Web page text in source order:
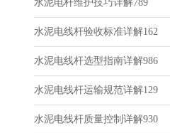
水泥电杆维护技巧详解789
水泥电线杆验收标准详解162
水泥电线杆选型指南详解986
水泥电线杆运输规范详解129
水泥电线杆质量控制详解930